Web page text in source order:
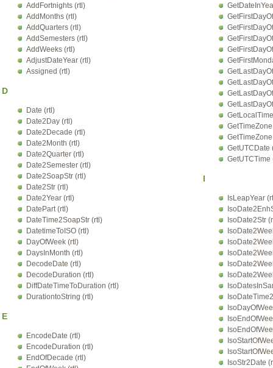
AddFortnights (rtl)
AddMonths (rtl)
AddQuarters (rtl)
AddSemesters (rtl)
AddWeeks (rtl)
AdjustDateYear (rtl)
Assigned (rtl)
D
Date (rtl)
Date2Day (rtl)
Date2Decade (rtl)
Date2Month (rtl)
Date2Quarter (rtl)
Date2Semester (rtl)
Date2SoapStr (rtl)
Date2Str (rtl)
Date2Year (rtl)
DatePart (rtl)
DateTime2SoapStr (rtl)
DatetimeToISO (rtl)
DayOfWeek (rtl)
DaysInMonth (rtl)
DecodeDate (rtl)
DecodeDuration (rtl)
DiffDateTimeToDuration (rtl)
DurationtoString (rtl)
E
EncodeDate (rtl)
EncodeDuration (rtl)
EndOfDecade (rtl)
GetUTCDate
GetUTCTime
I
IsLeapYear
IsoDate2Str
IsoStr2Date